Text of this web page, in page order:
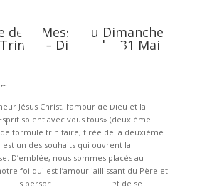
de la Messe du Dimanche
– Dimanche 31 Mai
Jésus Christ, l’amour de Dieu et la
soient avec vous tous» (deuxième
formule trinitaire, tirée de la deuxième
un des souhaits qui ouvrent la
D’emblée, nous sommes placés au
foi qui est l’amour jaillissant du Père et
trois personnes divines, avant de se